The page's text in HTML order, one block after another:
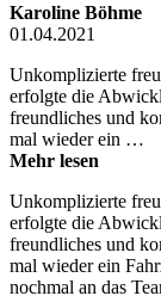
Karoline Böhme
01.04.2021
Unkomplizierte
erfolgte die
freundliches und
mal wieder ein …
Mehr lesen
Unkomplizierte
erfolgte die
freundliches und
mal wieder ein
nochmal an das